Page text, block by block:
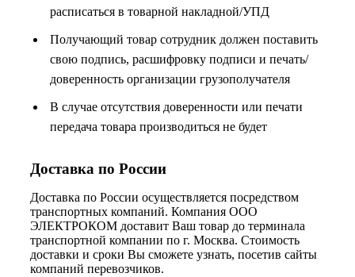
расписаться в товарной накладной/УПД
Получающий товар сотрудник должен поставить
свою подпись, расшифровку подписи и печать/
доверенность организации грузополучателя
В случае отсутствия доверенности или печати
передача товара производиться не будет
Доставка по России
Доставка по России осуществляется посредством
транспортных компаний. Компания ООО
ЭЛЕКТРОКОМ доставит Ваш товар до терминала
транспортной компании по г. Москва. Стоимость
доставки и сроки Вы сможете узнать, посетив сайты
компаний перевозчиков.